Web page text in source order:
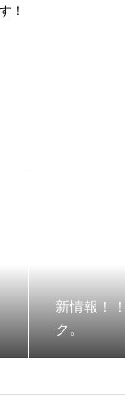
！
新情報！
ク。